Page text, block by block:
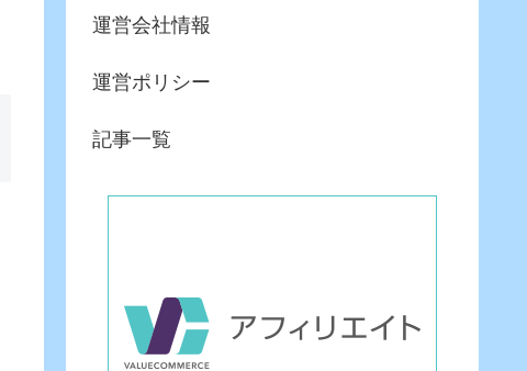
運営会社情報
運営ポリシー
記事一覧